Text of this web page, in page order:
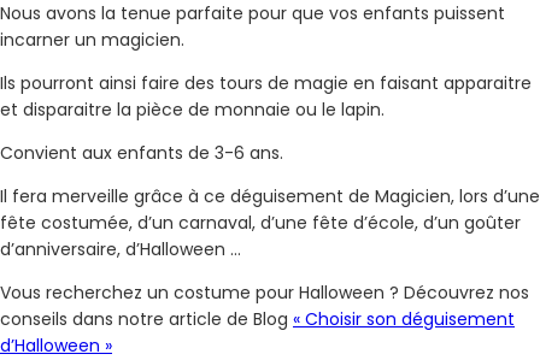
Nous avons la tenue parfaite pour que vos enfants puissent
incarner un magicien.
Ils pourront ainsi faire des tours de magie en faisant apparaitre
et disparaitre la pièce de monnaie ou le lapin.
Convient aux enfants de 3-6 ans.
Il fera merveille grâce à ce déguisement de Magicien, lors d’une
fête costumée, d’un carnaval, d’une fête d’école, d’un goûter
d’anniversaire, d’Halloween …
Vous recherchez un costume pour Halloween ? Découvrez nos
conseils dans notre article de Blog « Choisir son déguisement
d’Halloween »